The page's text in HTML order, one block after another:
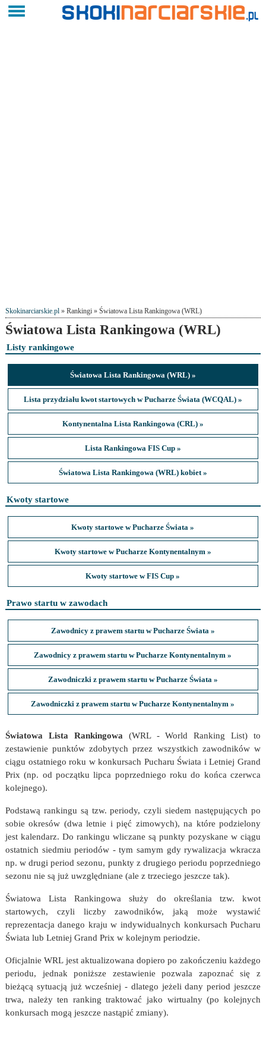
Skokinarciarskie.pl» Rankingi » Światowa Lista Rankingowa (WRL)
Światowa Lista Rankingowa (WRL)
Listy rankingowe
Światowa Lista Rankingowa (WRL) »
Lista przydziału kwot startowych w Pucharze Świata (WCQAL) »
Kontynentalna Lista Rankingowa (CRL) »
Lista Rankingowa FIS Cup »
Światowa Lista Rankingowa (WRL) kobiet »
Kwoty startowe
Kwoty startowe w Pucharze Świata »
Kwoty startowe w Pucharze Kontynentalnym »
Kwoty startowe w FIS Cup »
Prawo startu w zawodach
Zawodnicy z prawem startu w Pucharze Świata »
Zawodnicy z prawem startu w Pucharze Kontynentalnym »
Zawodniczki z prawem startu w Pucharze Świata »
Zawodniczki z prawem startu w Pucharze Kontynentalnym »
Światowa Lista Rankingowa (WRL - World Ranking List) to
zestawienie punktów zdobytych przez wszystkich zawodników w
ciągu ostatniego roku w konkursach Pucharu Świata i Letniej Grand
Prix (np. od początku lipca poprzedniego roku do końca czerwca
kolejnego).
Podstawą rankingu są tzw. periody, czyli siedem następujących po
sobie okresów (dwa letnie i pięć zimowych), na które podzielony
jest kalendarz. Do rankingu wliczane są punkty pozyskane w ciągu
ostatnich siedmiu periodów - tym samym gdy rywalizacja wkracza
np. w drugi period sezonu, punkty z drugiego periodu poprzedniego
sezonu nie są już uwzględniane (ale z trzeciego jeszcze tak).
Światowa Lista Rankingowa służy do określania tzw. kwot
startowych, czyli liczby zawodników, jaką może wystawić
reprezentacja danego kraju w indywidualnych konkursach Pucharu
Świata lub Letniej Grand Prix w kolejnym periodzie.
Oficjalnie WRL jest aktualizowana dopiero po zakończeniu każdego
periodu, jednak poniższe zestawienie pozwala zapoznać się z
bieżącą sytuacją już wcześniej - dlatego jeżeli dany period jeszcze
trwa, należy ten ranking traktować jako wirtualny (po kolejnych
konkursach mogą jeszcze nastąpić zmiany).